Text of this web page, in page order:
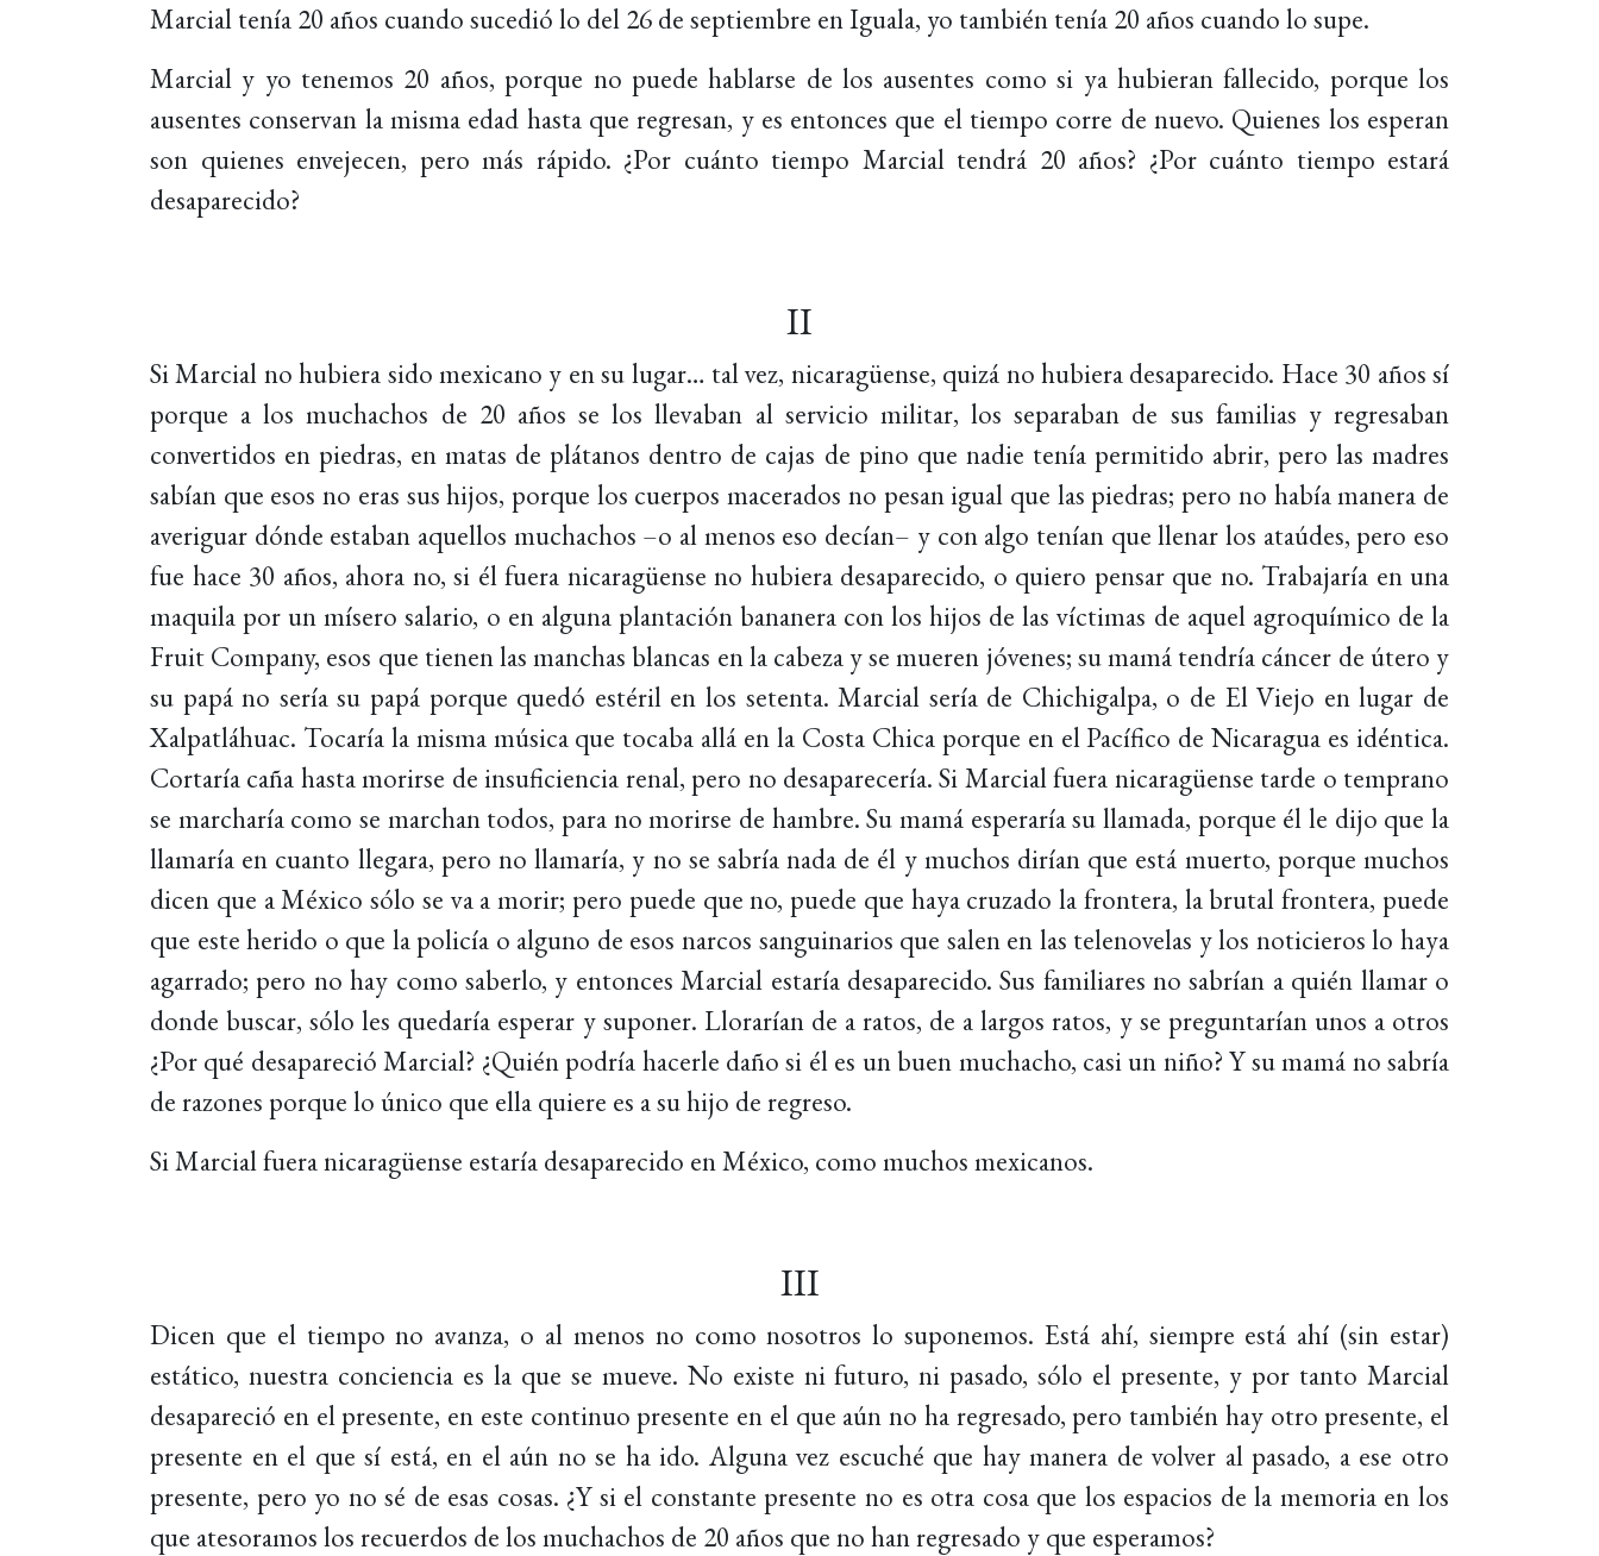
Marcial tenía 20 años cuando sucedió lo del 26 de septiembre en Iguala, yo también tenía 20 años cuando lo supe.
Marcial y yo tenemos 20 años, porque no puede hablarse de los ausentes como si ya hubieran fallecido, porque los
ausentes conservan la misma edad hasta que regresan, y es entonces que el tiempo corre de nuevo. Quienes los esperan
son quienes envejecen, pero más rápido. ¿Por cuánto tiempo Marcial tendrá 20 años? ¿Por cuánto tiempo estará
desaparecido?
II
Si Marcial no hubiera sido mexicano y en su lugar… tal vez, nicaragüense, quizá no hubiera desaparecido. Hace 30 años sí
porque a los muchachos de 20 años se los llevaban al servicio militar, los separaban de sus familias y regresaban
convertidos en piedras, en matas de plátanos dentro de cajas de pino que nadie tenía permitido abrir, pero las madres
sabían que esos no eras sus hijos, porque los cuerpos macerados no pesan igual que las piedras; pero no había manera de
averiguar dónde estaban aquellos muchachos –o al menos eso decían– y con algo tenían que llenar los ataúdes, pero eso
fue hace 30 años, ahora no, si él fuera nicaragüense no hubiera desaparecido, o quiero pensar que no. Trabajaría en una
maquila por un mísero salario, o en alguna plantación bananera con los hijos de las víctimas de aquel agroquímico de la
Fruit Company, esos que tienen las manchas blancas en la cabeza y se mueren jóvenes; su mamá tendría cáncer de útero y
su papá no sería su papá porque quedó estéril en los setenta. Marcial sería de Chichigalpa, o de El Viejo en lugar de
Xalpatláhuac. Tocaría la misma música que tocaba allá en la Costa Chica porque en el Pacífico de Nicaragua es idéntica.
Cortaría caña hasta morirse de insuficiencia renal, pero no desaparecería. Si Marcial fuera nicaragüense tarde o temprano
se marcharía como se marchan todos, para no morirse de hambre. Su mamá esperaría su llamada, porque él le dijo que la
llamaría en cuanto llegara, pero no llamaría, y no se sabría nada de él y muchos dirían que está muerto, porque muchos
dicen que a México sólo se va a morir; pero puede que no, puede que haya cruzado la frontera, la brutal frontera, puede
que este herido o que la policía o alguno de esos narcos sanguinarios que salen en las telenovelas y los noticieros lo haya
agarrado; pero no hay como saberlo, y entonces Marcial estaría desaparecido. Sus familiares no sabrían a quién llamar o
donde buscar, sólo les quedaría esperar y suponer. Llorarían de a ratos, de a largos ratos, y se preguntarían unos a otros
¿Por qué desapareció Marcial? ¿Quién podría hacerle daño si él es un buen muchacho, casi un niño? Y su mamá no sabría
de razones porque lo único que ella quiere es a su hijo de regreso.
Si Marcial fuera nicaragüense estaría desaparecido en México, como muchos mexicanos.
III
Dicen que el tiempo no avanza, o al menos no como nosotros lo suponemos. Está ahí, siempre está ahí (sin estar)
estático, nuestra conciencia es la que se mueve. No existe ni futuro, ni pasado, sólo el presente, y por tanto Marcial
desapareció en el presente, en este continuo presente en el que aún no ha regresado, pero también hay otro presente, el
presente en el que sí está, en el aún no se ha ido. Alguna vez escuché que hay manera de volver al pasado, a ese otro
presente, pero yo no sé de esas cosas. ¿Y si el constante presente no es otra cosa que los espacios de la memoria en los
que atesoramos los recuerdos de los muchachos de 20 años que no han regresado y que esperamos?